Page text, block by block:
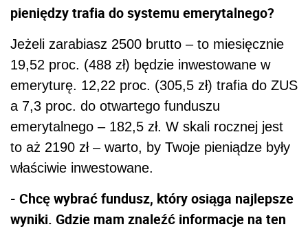
pieniędzy trafia do systemu emerytalnego?
Jeżeli zarabiasz 2500 brutto – to miesięcznie
19,52 proc. (488 zł) będzie inwestowane w
emeryturę. 12,22 proc. (305,5 zł) trafia do ZUS
a 7,3 proc. do otwartego funduszu
emerytalnego – 182,5 zł. W skali rocznej jest
to aż 2190 zł – warto, by Twoje pieniądze były
właściwie inwestowane.
- Chcę wybrać fundusz, który osiąga najlepsze
wyniki. Gdzie mam znaleźć informacje na ten